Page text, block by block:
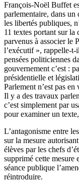
François-Noël Buffet
parlementaire, dans
les libertés publiques,
11 textes portant sur la
parvenus à associer le
l’exécutif », rappelle-t-
pensées politiciennes
gouvernement c’est :
présidentielle et
Parlement n’est pas
Il y a des travaux
c’est simplement par
pour examiner un
L’antagonisme entre
sur la mesure
élèves par les chefs
supprimé cette mesure
séance publique
réintroduire.